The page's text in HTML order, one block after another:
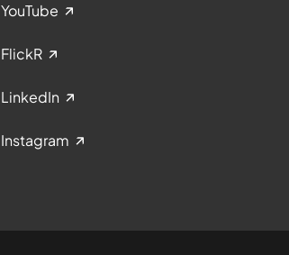
YouTube
FlickR
LinkedIn
Instagram